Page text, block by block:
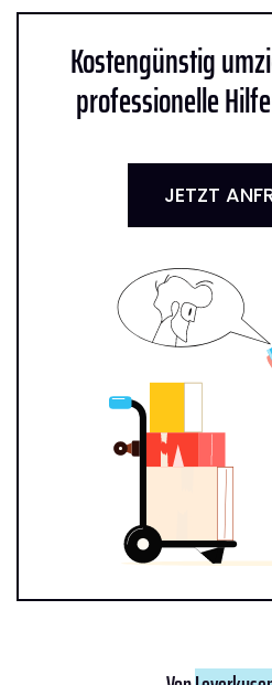
Kostengünstig
professionelle
JETZT